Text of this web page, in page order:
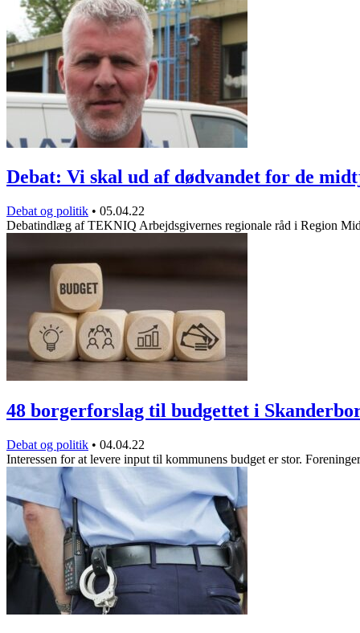
Debat: Vi skal ud af dødvandet for de
Debat og politik • 05.04.22
Debatindlæg af TEKNIQ Arbejdsgivernes regionale råd i Region
48 borgerforslag til budgettet i
Debat og politik • 04.04.22
Interessen for at levere input til kommunens budget er stor.